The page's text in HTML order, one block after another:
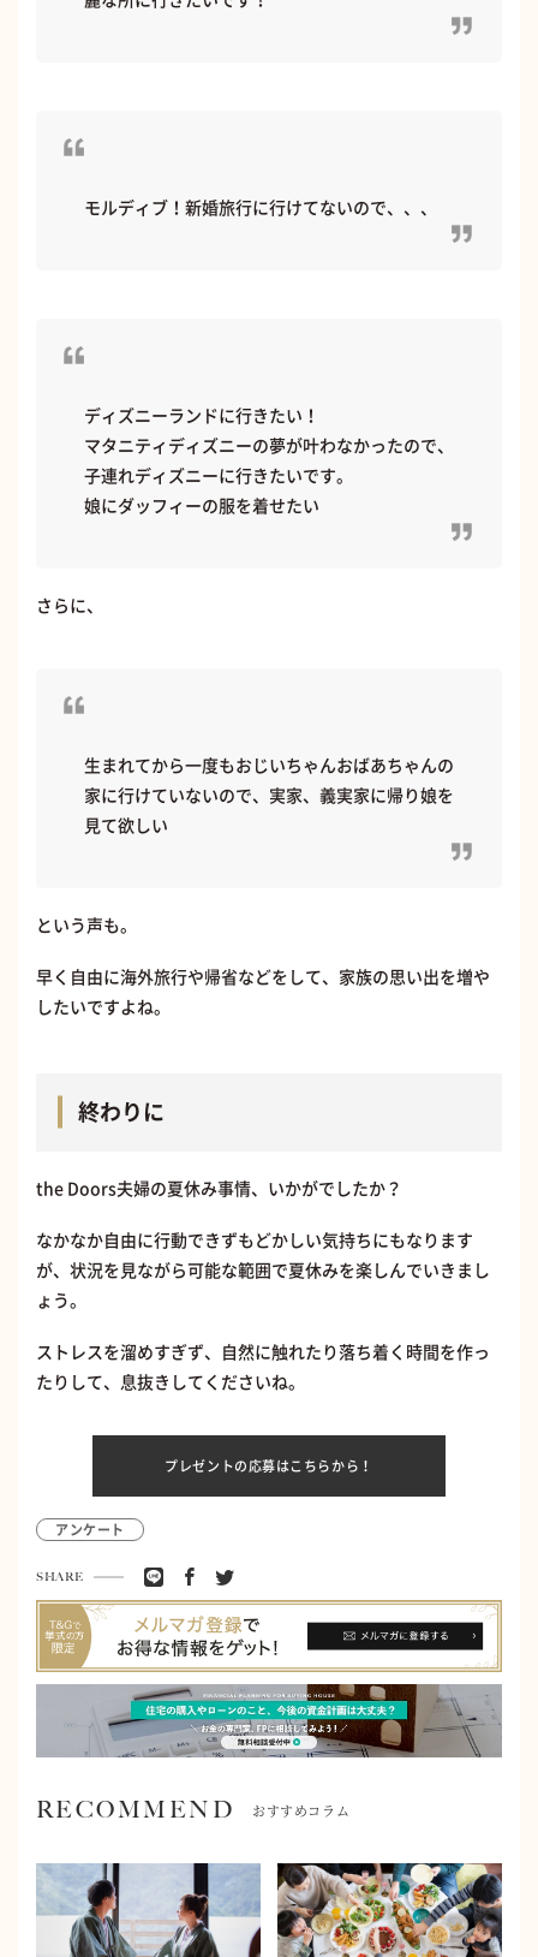
モルディブ！新婚旅行に行けてないので、、、
ディズニーランドに行きたい！
マタニティディズニーの夢が叶わなかったので、
子連れディズニーに行きたいです。
娘にダッフィーの服を着せたい
さらに、
生まれてから一度もおじいちゃんおばあちゃんの
家に行けていないので、実家、義実家に帰り娘を
見て欲しい
という声も。
早く自由に海外旅行や帰省などをして、家族の思い出を増や
したいですよね。
終わりに
the Doors夫婦の夏休み事情、いかがでしたか？
なかなか自由に行動できずもどかしい気持ちにもなります
が、状況を見ながら可能な範囲で夏休みを楽しんでいきまし
ょう。
ストレスを溜めすぎず、自然に触れたり落ち着く時間を作っ
たりして、息抜きしてくださいね。
プレゼントの応募はこちらから！
アンケート
SHARE
RECOMMEND おすすめコラム